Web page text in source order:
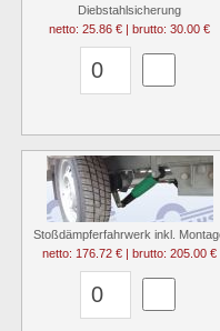
Diebstahlsicherung
netto: 25.86 € | brutto: 30.00 €
Stoßdämpferfahrwerk inkl.
netto: 176.72 € | brutto: 205.00 €